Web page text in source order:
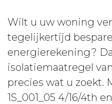
Wilt u uw woning
tegelijkertijd
energierekening?
isolatiemaatregel van
precies wat u zoekt.
1S_001_05 4/16/4th